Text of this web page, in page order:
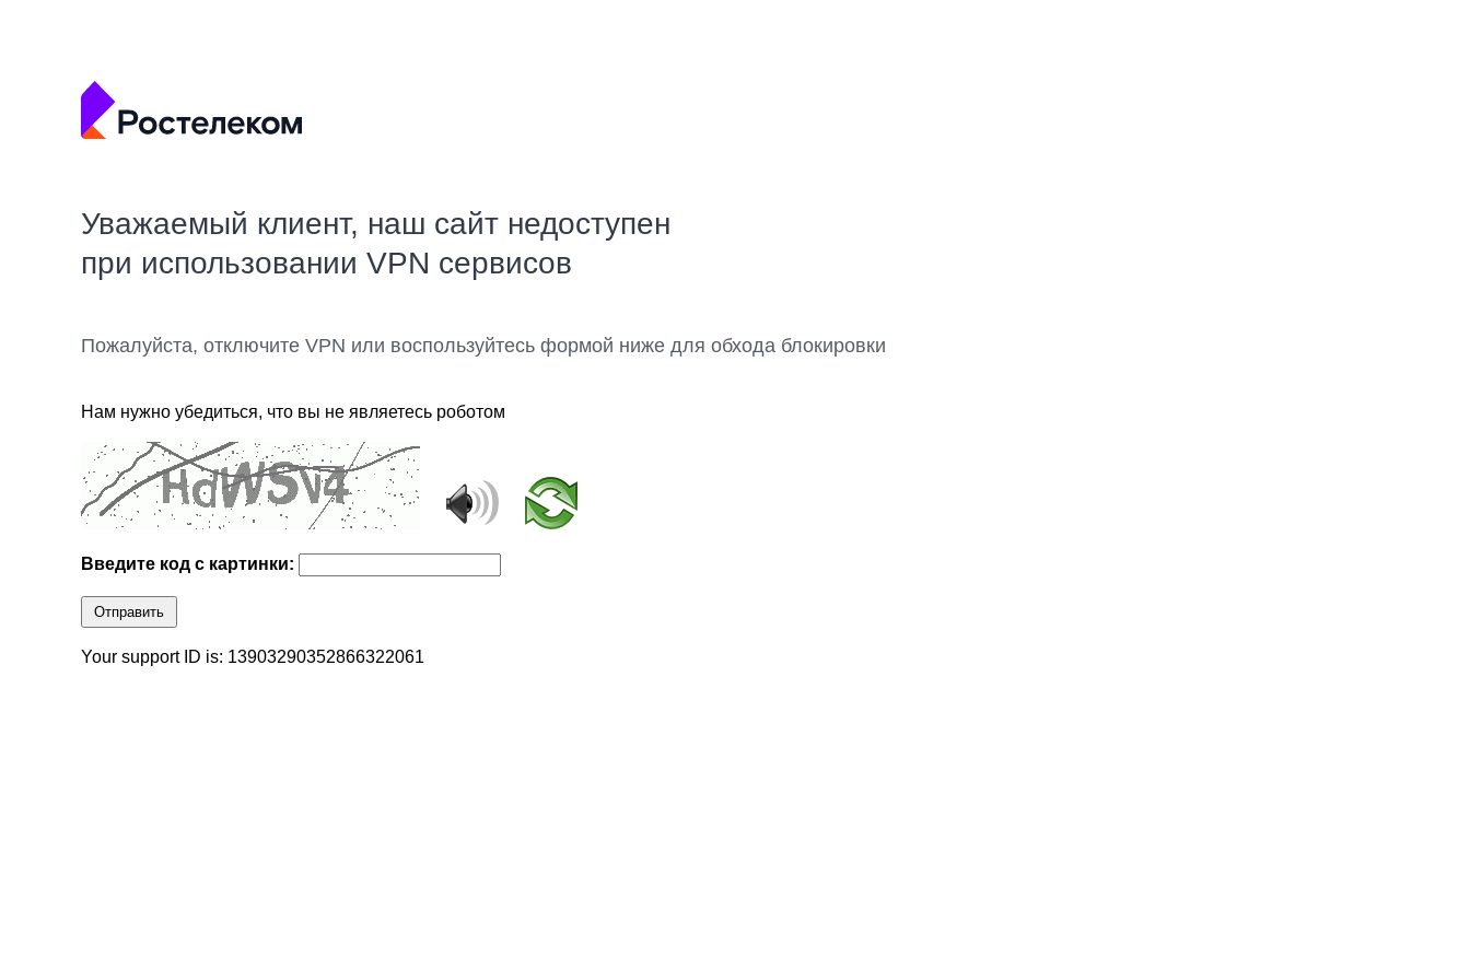
Уважаемый клиент, наш сайт недоступен
при использовании VPN сервисов
Пожалуйста, отключите VPN или воспользуйтесь формой ниже для обхода блокировки
Нам нужно убедиться, что вы не являетесь роботом
Введите код с картинки:
Отправить
Your support ID is: 13903290352866322061